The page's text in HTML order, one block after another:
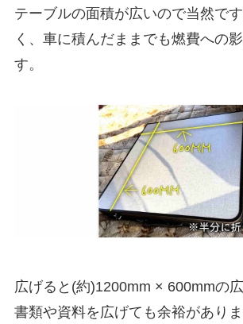
テーブルの面積が広いので当然で
く、車に積んだままでも燃費への
す。
広げると(約)1200mm × 600mmの
書類や資料を広げても余裕がありま